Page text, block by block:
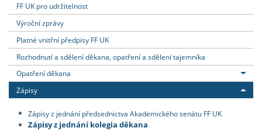
FF UK pro udržitelnost
Výroční zprávy
Platné vnitřní předpisy FF UK
Rozhodnutí a sdělení děkana, opatření a sdělení tajemníka
Opatření děkana
Zápisy
Zápisy z jednání předsednictva Akademického senátu FF UK
Zápisy z jednání kolegia děkana